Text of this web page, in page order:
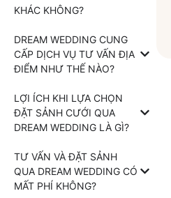
KHÁC KHÔNG?
DREAM WEDDING CUNG
CẤP DỊCH VỤ TƯ VẤN ĐỊA
ĐIỂM NHƯ THẾ NÀO?
LỢI ÍCH KHI LỰA CHỌN
ĐẶT SẢNH CƯỚI QUA
DREAM WEDDING LÀ GÌ?
TƯ VẤN VÀ ĐẶT SẢNH
QUA DREAM WEDDING CÓ
MẤT PHÍ KHÔNG?